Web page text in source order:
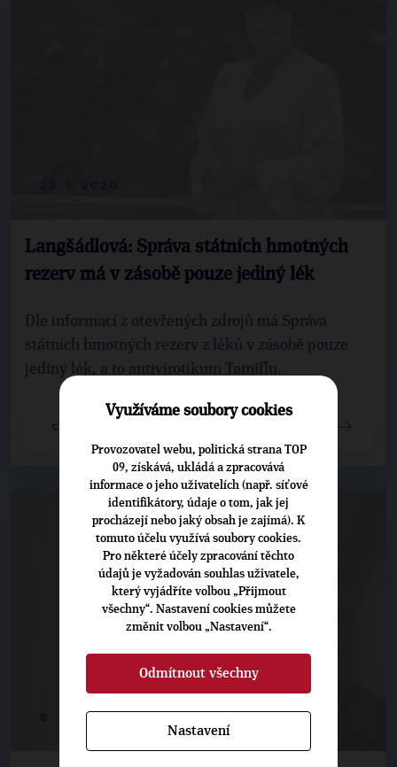
Langšádlová: Správa státních hmotných
rezerv má v zásobě pouze jediný lék
Dle informací z otevřených zdrojů má Správa
státních hmotných rezerv z léků v zásobě pouze
jediný lék, a to antivirotikum Tamiflu.
CELÝ ČLÁNEK
8. 8. 2019
Využíváme soubory cookies
Provozovatel webu, politická strana TOP
09, získává, ukládá a zpracovává
informace o jeho uživatelích (např. síťové
identifikátory, údaje o tom, jak jej
procházejí nebo jaký obsah je zajímá). K
tomuto účelu využívá soubory cookies.
Pro některé účely zpracování těchto
údajů je vyžadován souhlas uživatele,
který vyjádříte volbou „Přijmout
všechny“. Nastavení cookies můžete
změnit volbou „Nastavení“.
Odmítnout všechny
Nastavení